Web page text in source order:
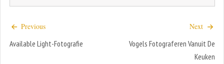
Previous
Available Light-Fotografie
Next
Vogels Fotograferen Vanuit De
Keuken